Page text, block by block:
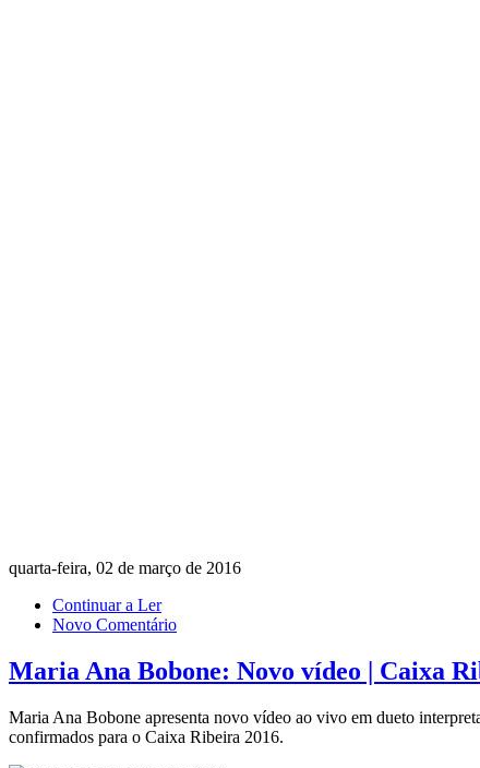
quarta-feira, 02 de março de 2016
Continuar a Ler
Novo Comentário
Maria Ana Bobone: Novo vídeo | Caixa
Maria Ana Bobone apresenta novo vídeo ao vivo em dueto
confirmados para o Caixa Ribeira 2016.